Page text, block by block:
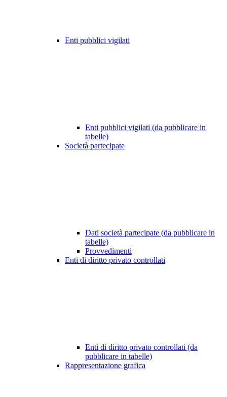
Enti pubblici vigilati
Enti pubblici vigilati (da pubblicare in
tabelle)
Società partecipate
Dati società partecipate (da pubblicare in
tabelle)
Provvedimenti
Enti di diritto privato controllati
Enti di diritto privato controllati (da
pubblicare in tabelle)
Rappresentazione grafica